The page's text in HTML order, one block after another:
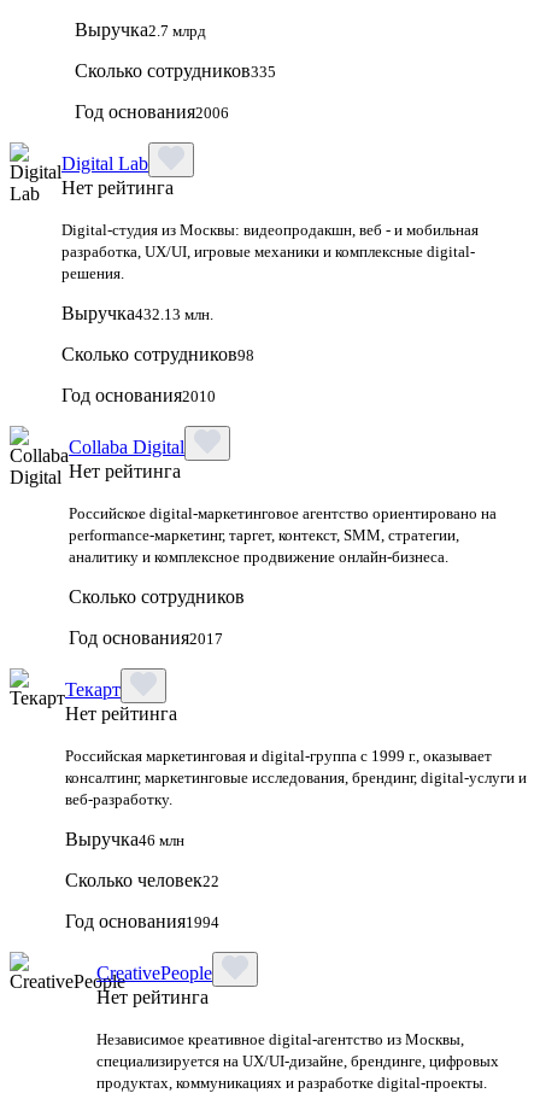
Выручка2.7 млрд
Сколько сотрудников335
Год основания2006
Digital Lab
Нет рейтинга
Digital-студия из Москвы: видеопродакшн, веб - и мобильная
разработка, UX/UI, игровые механики и комплексные digital-
решения.
Выручка432.13 млн.
Сколько сотрудников98
Год основания2010
Collaba Digital
Нет рейтинга
Российское digital-маркетинговое агентство ориентировано на
performance-маркетинг, таргет, контекст, SMM, стратегии,
аналитику и комплексное продвижение онлайн-бизнеса.
Сколько сотрудников
Год основания2017
Текарт
Нет рейтинга
Российская маркетинговая и digital‑группа с 1999 г., оказывает
консалтинг, маркетинговые исследования, брендинг, digital‑услуги и
веб‑разработку.
Выручка46 млн
Сколько человек22
Год основания1994
CreativePeople
Нет рейтинга
Независимое креативное digital‑агентство из Москвы,
специализируется на UX/UI‑дизайне, брендинге, цифровых
продуктах, коммуникациях и разработке digital‑проекты.